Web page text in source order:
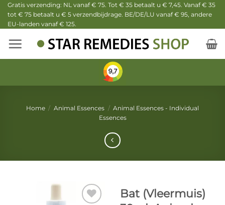
Ga
naar
inhoud
Gratis verzending: NL vanaf € 75. Tot € 35 betaalt u € 7,45. Vanaf € 35
tot € 75 betaalt u € 5 verzendbijdrage. BE/DE/LU vanaf € 95, andere
EU-landen vanaf € 125.
Home / Animal Essences / Animal Essences - Individual
Essences
Bat (Vleermuis)